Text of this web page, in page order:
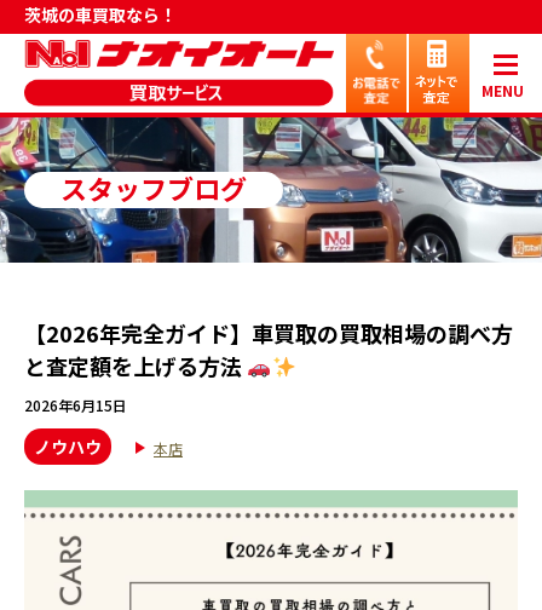
茨城の車買取なら！
MENU
スタッフブログ
【2026年完全ガイド】車買取の買取相場の調べ方
と査定額を上げる方法
2026年6月15日
ノウハウ 本店